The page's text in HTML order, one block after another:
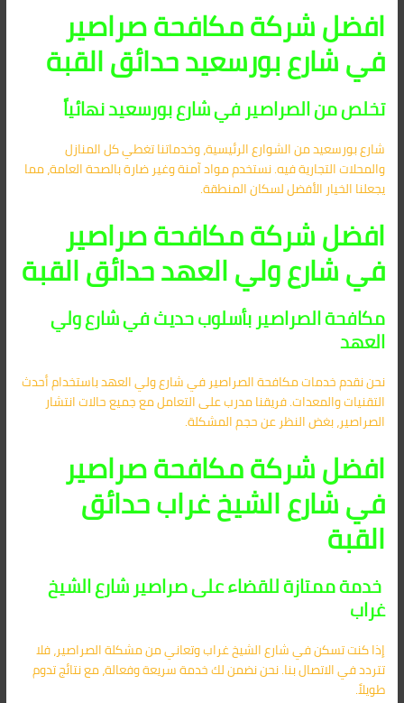
افضل شركة مكافحة صراصير
في شارع بورسعيد حدائق القبة
تخلص من الصراصير في شارع بورسعيد نهائياً
شارع بورسعيد من الشوارع الرئيسية، وخدماتنا تغطي كل المنازل
والمحلات التجارية فيه. نستخدم مواد آمنة وغير ضارة بالصحة العامة، مما
يجعلنا الخيار الأفضل لسكان المنطقة.
افضل شركة مكافحة صراصير
في شارع ولي العهد حدائق القبة
مكافحة الصراصير بأسلوب حديث في شارع ولي
العهد
نحن نقدم خدمات مكافحة الصراصير في شارع ولي العهد باستخدام أحدث
التقنيات والمعدات. فريقنا مدرب على التعامل مع جميع حالات انتشار
الصراصير، بغض النظر عن حجم المشكلة.
افضل شركة مكافحة صراصير
في شارع الشيخ غراب حدائق
القبة
خدمة ممتازة للقضاء على صراصير شارع الشيخ
غراب
إذا كنت تسكن في شارع الشيخ غراب وتعاني من مشكلة الصراصير، فلا
تتردد في الاتصال بنا. نحن نضمن لك خدمة سريعة وفعالة، مع نتائج تدوم
طويلاً.